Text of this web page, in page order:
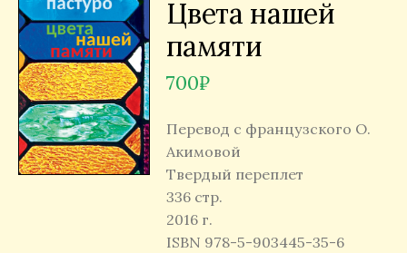
Цвета нашей
памяти
700₽
Перевод с французского О.
Акимовой
Твердый переплет
336 стр.
2016 г.
ISBN 978-5-903445-35-6